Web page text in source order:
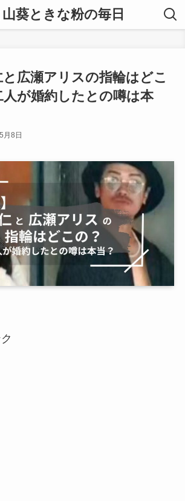
葵ときな粉の毎日
と広瀬アリスの指輪はどこ
人が婚約したとの噂は本
月8日